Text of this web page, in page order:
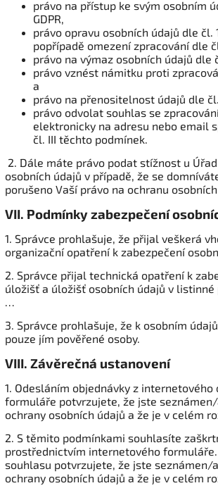
právo na přístup ke svým osobním
GDPR,
právo opravu osobních údajů dle čl.
popřípadě omezení zpracování dle
právo na výmaz osobních údajů dle
právo vznést námitku proti
a
právo na přenositelnost údajů dle čl.
právo odvolat souhlas se
elektronicky na adresu nebo email
čl. III těchto podmínek.
2. Dále máte právo podat stížnost u
osobních údajů v případě, že se
porušeno Vaší právo na ochranu
VII. Podmínky zabezpečení
1. Správce prohlašuje, že přijal veškerá
organizační opatření k zabezpečení
2. Správce přijal technická opatření k
úložišť a úložišť osobních údajů v listinné
…
3. Správce prohlašuje, že k osobním
pouze jím pověřené osoby.
VIII. Závěrečná ustanovení
1. Odesláním objednávky z internetového
formuláře potvrzujete, že jste
ochrany osobních údajů a že je v celém
2. S těmito podmínkami souhlasíte
prostřednictvím internetového
souhlasu potvrzujete, že jste seznámen/
ochrany osobních údajů a že je v celém